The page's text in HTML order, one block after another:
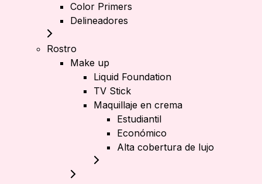
Color Primers
Delineadores
Rostro
Make up
Liquid Foundation
TV Stick
Maquillaje en crema
Estudiantil
Económico
Alta cobertura de lujo